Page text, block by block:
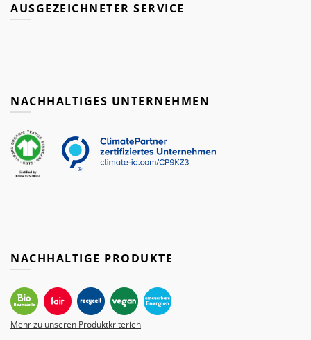
AUSGEZEICHNETER SERVICE
NACHHALTIGES UNTERNEHMEN
NACHHALTIGE PRODUKTE
Mehr zu unseren Produktkriterien